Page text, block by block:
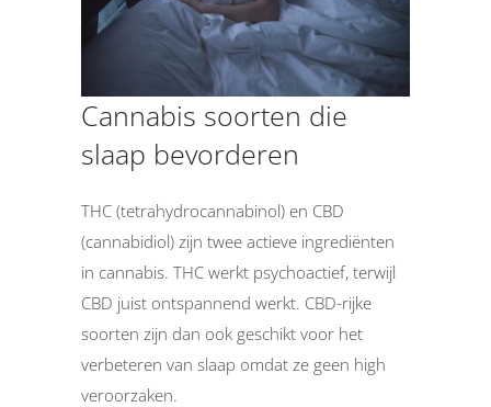
Cannabis soorten die
slaap bevorderen
THC (tetrahydrocannabinol) en CBD
(cannabidiol) zijn twee actieve ingrediënten
in cannabis. THC werkt psychoactief, terwijl
CBD juist ontspannend werkt. CBD-rijke
soorten zijn dan ook geschikt voor het
verbeteren van slaap omdat ze geen high
veroorzaken.